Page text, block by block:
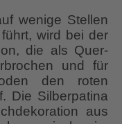
wenige Stellen
wird bei der
die als Quer-
und für
den roten
Die Silberpatina
aus